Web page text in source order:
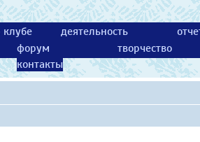
клубе деятельность
форум
творчество
контакты